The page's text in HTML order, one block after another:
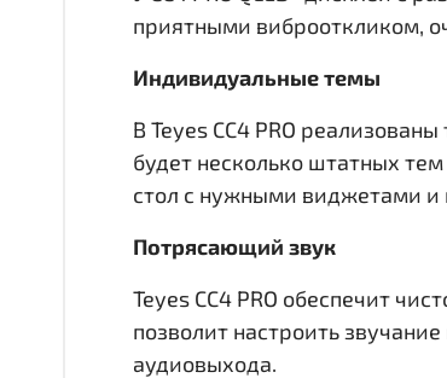
приятными виброоткликом,
Индивидуальные темы
В Teyes СС4 PRO
будет несколько штатных
стол с нужными виджетами
Потрясающий звук
Teyes CC4 PRO обеспечит
позволит настроить
аудиовыхода.